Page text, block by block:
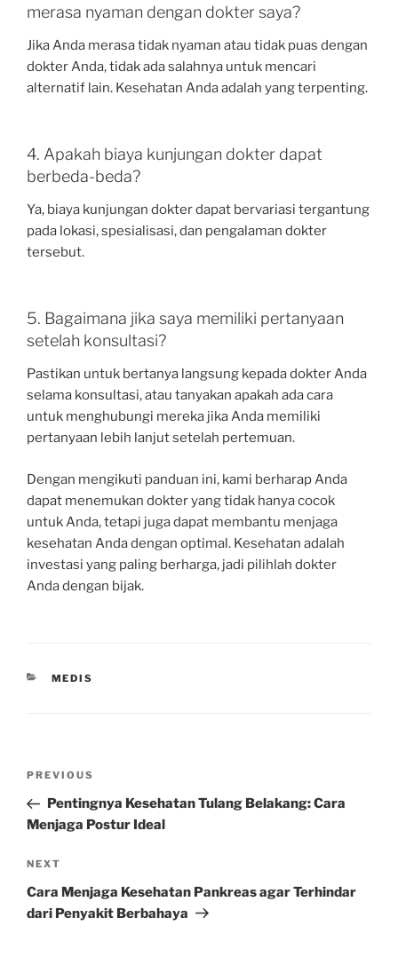
merasa nyaman dengan dokter saya?
Jika Anda merasa tidak nyaman atau tidak puas dengan
dokter Anda, tidak ada salahnya untuk mencari
alternatif lain. Kesehatan Anda adalah yang terpenting.
4. Apakah biaya kunjungan dokter dapat
berbeda-beda?
Ya, biaya kunjungan dokter dapat bervariasi tergantung
pada lokasi, spesialisasi, dan pengalaman dokter
tersebut.
5. Bagaimana jika saya memiliki pertanyaan
setelah konsultasi?
Pastikan untuk bertanya langsung kepada dokter Anda
selama konsultasi, atau tanyakan apakah ada cara
untuk menghubungi mereka jika Anda memiliki
pertanyaan lebih lanjut setelah pertemuan.
Dengan mengikuti panduan ini, kami berharap Anda
dapat menemukan dokter yang tidak hanya cocok
untuk Anda, tetapi juga dapat membantu menjaga
kesehatan Anda dengan optimal. Kesehatan adalah
investasi yang paling berharga, jadi pilihlah dokter
Anda dengan bijak.
CATEGORIES
MEDIS
Previous
Post
PREVIOUS
Pentingnya Kesehatan Tulang Belakang: Cara
Menjaga Postur Ideal
Next
Post
NEXT
Cara Menjaga Kesehatan Pankreas agar Terhindar
dari Penyakit Berbahaya